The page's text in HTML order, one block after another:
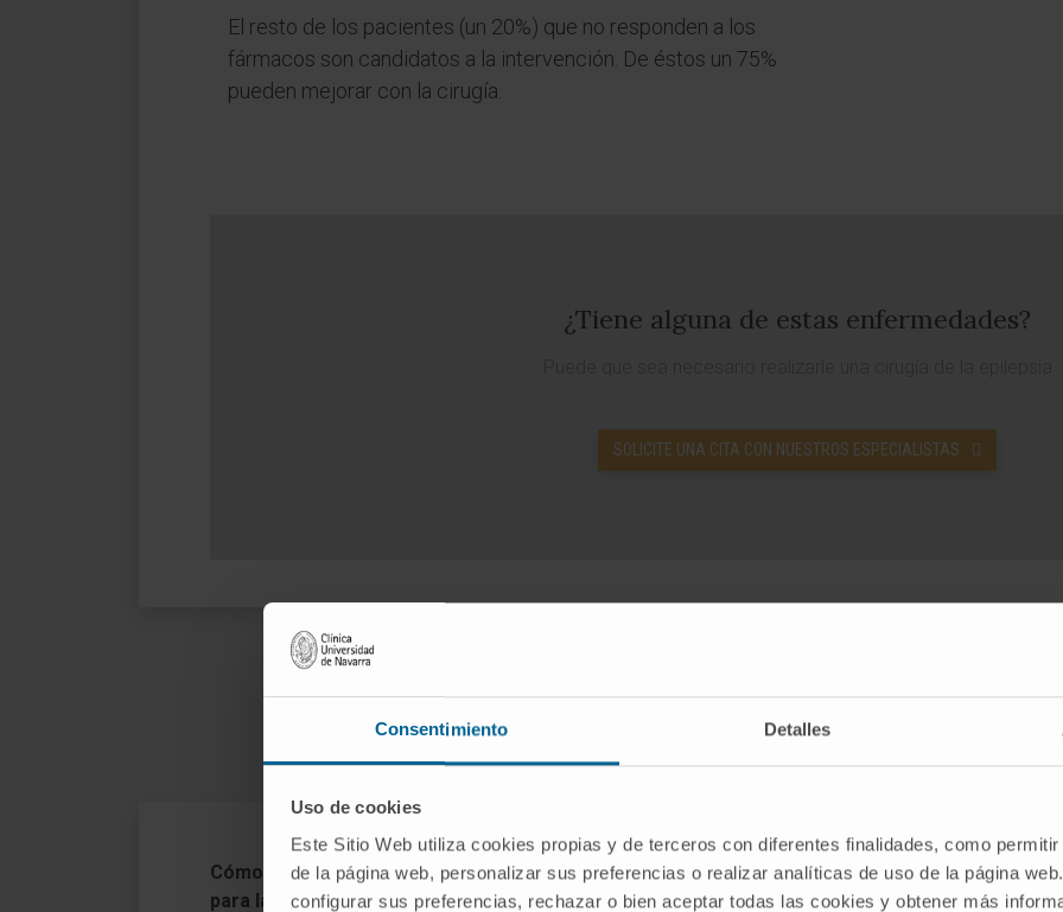
Consentimiento Detalles
Uso de cookies
Este Sitio Web utiliza cookies propias y de terceros con diferentes finalidades, como
de la página web, personalizar sus preferencias o realizar analíticas de uso de la página
configurar sus preferencias, rechazar o bien aceptar todas las cookies y obtener más
El resto de los pacientes (un 20%) que no responden a los
fármacos son candidatos a la intervención. De éstos un 75%
pueden mejorar con la cirugía.
¿Tiene alguna de estas enfermedades?
SOLICITE UNA CITA CON NUESTROS ESPECIALISTAS
¿Cómo se realiza la cirugía de la
Cómo se realiza la cirugía
para la epilepsia
Procedimiento de la cirugía de la epilepsia
Resección